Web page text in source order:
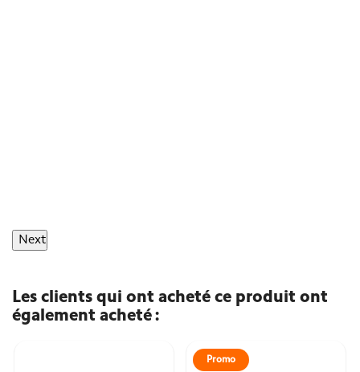
Next
Les clients qui ont acheté ce produit ont
également acheté :
Promo